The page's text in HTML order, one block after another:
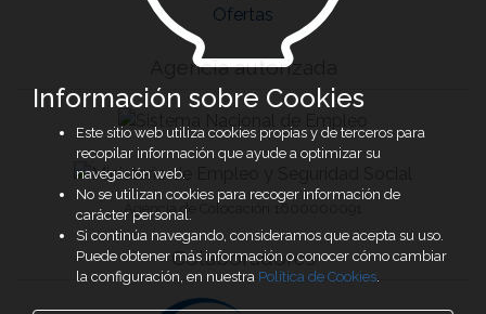
Ofertas
Agencia autorizada
Agencia de Colocación 1600000091
Colaboradores
Información sobre Cookies
Este sitio web utiliza cookies propias y de terceros para
recopilar información que ayude a optimizar su
navegación web.
No se utilizan cookies para recoger información de
carácter personal.
Si continúa navegando, consideramos que acepta su uso.
Puede obtener más información o conocer cómo cambiar
la configuración, en nuestra Política de Cookies.